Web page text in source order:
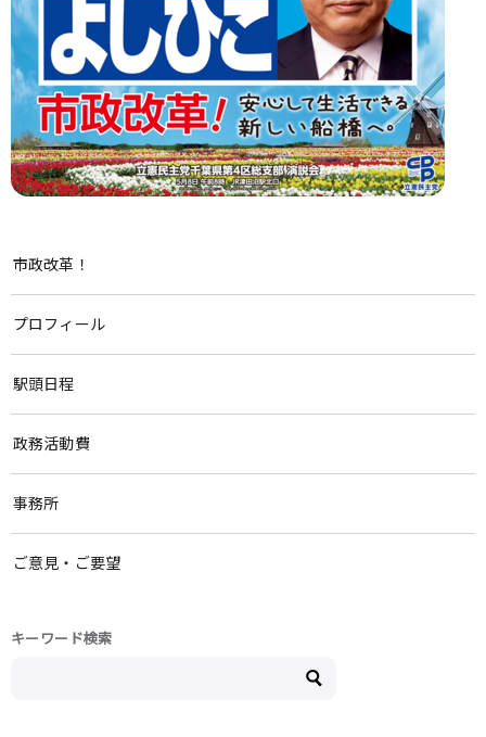
市政改革！
プロフィール
駅頭日程
政務活動費
事務所
ご意見・ご要望
キーワード検索